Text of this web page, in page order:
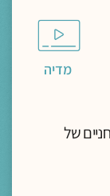
מדיה
של